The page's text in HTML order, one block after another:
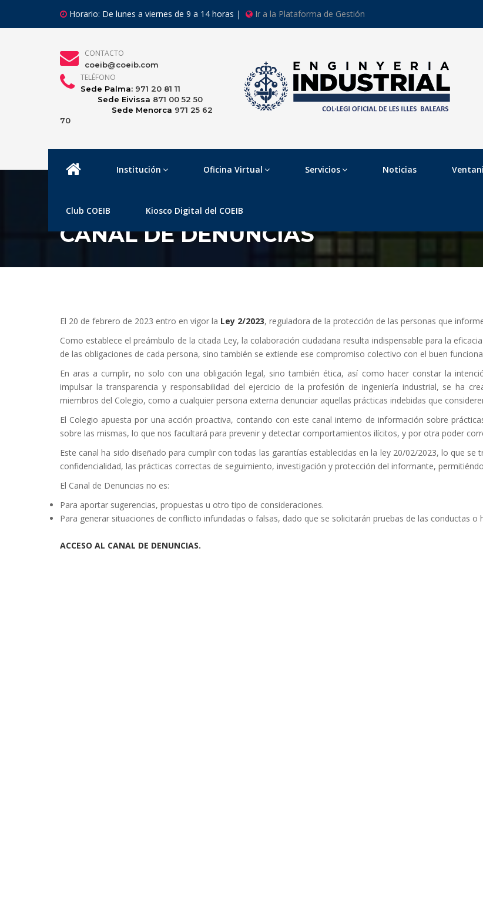
Horario: De lunes a viernes de 9 a 14 horas | Ir a la Plataforma de Gestión
CONTACTO
coeib@coeib.com
TELÉFONO
Sede Palma: 971 20 81 11
Sede Eivissa 871 00 52 50
Sede Menorca 971 25 62
70
Institución Oficina Virtual Servicios Noticias
Club COEIB Kiosco Digital del COEIB
CANAL DE DENUNCIAS
El 20 de febrero de 2023 entro en vigor la Ley 2/2023, reguladora de la protección de las personas que
Como establece el preámbulo de la citada Ley, la colaboración ciudadana resulta indispensable para la
de las obligaciones de cada persona, sino también se extiende ese compromiso colectivo con el buen
En aras a cumplir, no solo con una obligación legal, sino también ética, así como hacer constar la
impulsar la transparencia y responsabilidad del ejercicio de la profesión de ingeniería industrial, se ha
miembros del Colegio, como a cualquier persona externa denunciar aquellas prácticas indebidas que
El Colegio apuesta por una acción proactiva, contando con este canal interno de información sobre
sobre las mismas, lo que nos facultará para prevenir y detectar comportamientos ilícitos, y por otra poder
Este canal ha sido diseñado para cumplir con todas las garantías establecidas en la ley 20/02/2023, lo que
confidencialidad, las prácticas correctas de seguimiento, investigación y protección del informante,
El Canal de Denuncias no es:
Para aportar sugerencias, propuestas u otro tipo de consideraciones.
Para generar situaciones de conflicto infundadas o falsas, dado que se solicitarán pruebas de las conductas o
ACCESO AL CANAL DE DENUNCIAS.